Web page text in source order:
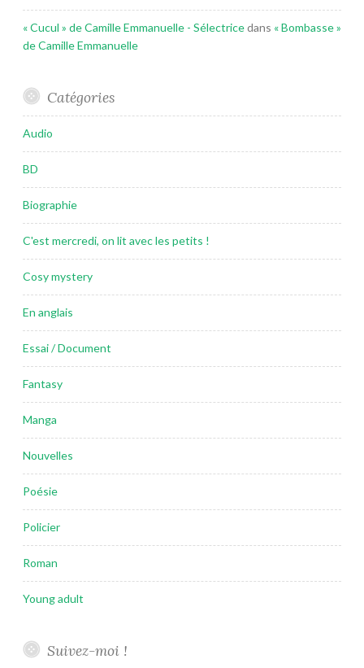
« Cucul » de Camille Emmanuelle - Sélectricedans « Bombasse »
de Camille Emmanuelle
Catégories
Audio
BD
Biographie
C'est mercredi, on lit avec les petits !
Cosy mystery
En anglais
Essai / Document
Fantasy
Manga
Nouvelles
Poésie
Policier
Roman
Young adult
Suivez-moi !